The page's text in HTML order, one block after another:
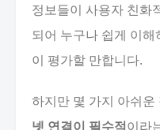
정보들이 사용자 친화
되어 누구나 쉽게 이
이 평가할 만합니다.
하지만 몇 가지 아쉬
넷 연결이 필수적이라